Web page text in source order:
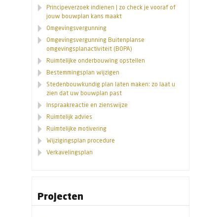
Principeverzoek indienen | zo check je vooraf of
jouw bouwplan kans maakt
Omgevingsvergunning
Omgevingsvergunning Buitenplanse
omgevingsplanactiviteit (BOPA)
Ruimtelijke onderbouwing opstellen
Bestemmingsplan wijzigen
Stedenbouwkundig plan laten maken: zo laat u
zien dat uw bouwplan past
Inspraakreactie en zienswijze
Ruimtelijk advies
Ruimtelijke motivering
Wijzigingsplan procedure
Verkavelingsplan
Projecten